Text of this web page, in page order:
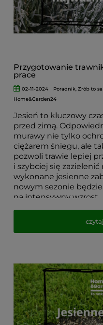
Przygotowanie
prace
02-11-2024 Poradnik,Zrób to
Home&Garden24
Jesień to kluczowy
przed zimą.
murawy nie tylko
ciężarem śniegu, ale
pozwoli trawie lepiej
i szybciej się zazielenić
wykonane jesienne
nowym sezonie
na intensywny wzrost.
W dzisiejszym
prace pielęgnacyjne
uwagę: od ostatniego
strukturę gleby, takie
Odpowiednie kroki
przetrwać zimę w
czemu już na wiosnę
i doskonałą kondycją.